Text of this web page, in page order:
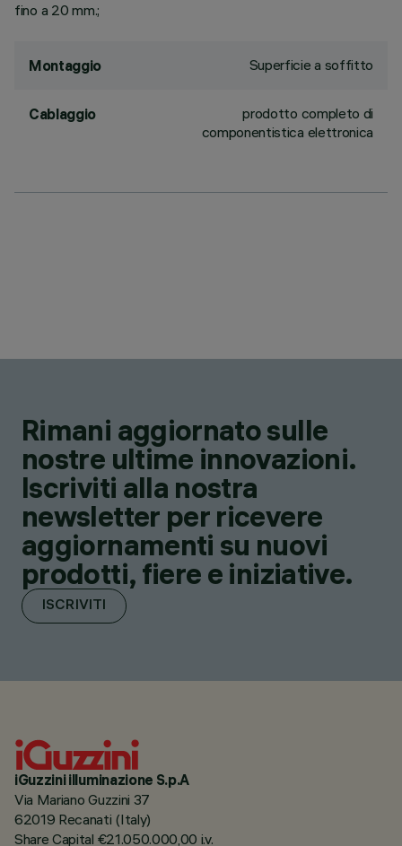
fino a 20 mm.;
Montaggio Superficie a soffitto
Cablaggio
prodotto completo di
componentistica elettronica
Rimani aggiornato sulle
nostre ultime innovazioni.
Iscriviti alla nostra
newsletter per ricevere
aggiornamenti su nuovi
prodotti, fiere e iniziative.
ISCRIVITI
iGuzzini illuminazione S.p.A
Via Mariano Guzzini 37
62019 Recanati (Italy)
Share Capital €21.050.000,00 i.v.